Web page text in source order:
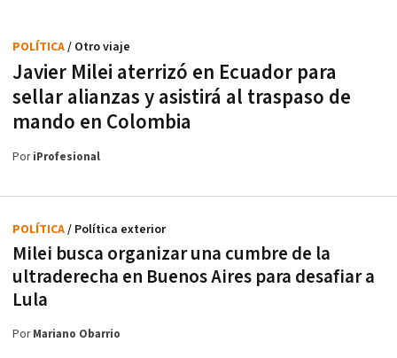
Javier Milei aterrizó en Ecuador para
sellar alianzas y asistirá al traspaso de
mando en Colombia
POLÍTICA/ Otro viaje
PoriProfesional
Milei busca organizar una cumbre de la
ultraderecha en Buenos Aires para desafiar a
Lula
POLÍTICA/ Política exterior
PorMariano Obarrio